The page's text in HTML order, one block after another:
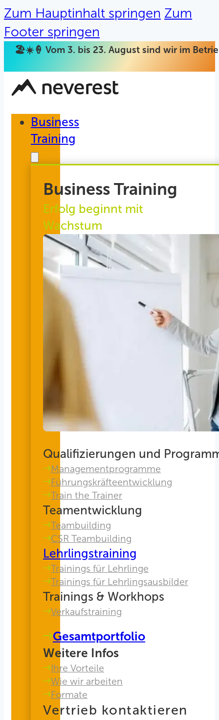
Zum Hauptinhalt springen Zum
Footer springen
🏖️☀️🍦 Vom 3. bis 23. August sind wir im
Business
Training
Business Training
Erfolg beginnt mit
Wachstum
Qualifizierungen und
Managementprogramme
Führungskräfteentwicklung
Train the Trainer
Teamentwicklung
Teambuilding
CSR Teambuilding
Lehrlingstraining
Trainings für Lehrlinge
Trainings für Lehrlingsausbilder
Trainings & Workhops
Verkaufstraining
Gesamtportfolio
Weitere Infos
Ihre Vorteile
Wie wir arbeiten
Formate
Vertrieb kontaktieren